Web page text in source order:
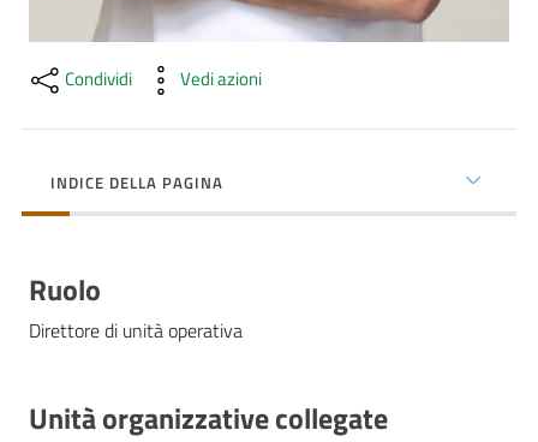
Costruiamo
Novità
Imprese
Condividi Vedi azioni
INDICE DELLA PAGINA
Ruolo
Direttore di unità operativa
Unità organizzative collegate